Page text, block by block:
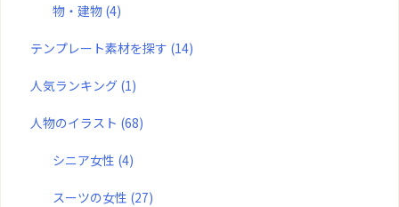
物・建物 (4)
テンプレート素材を探す (14)
人気ランキング (1)
人物のイラスト (68)
シニア女性 (4)
スーツの女性 (27)